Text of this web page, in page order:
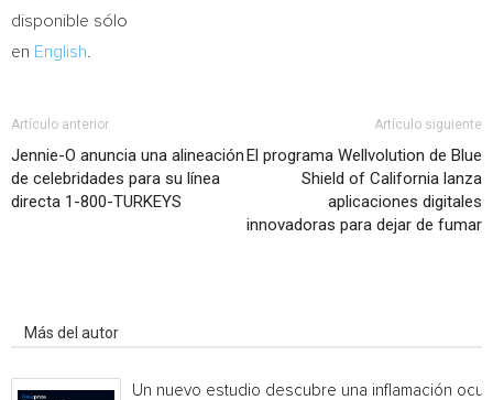
disponible sólo
en English
Artículo anterior
Jennie-O anuncia una alineación
de celebridades para su línea
directa 1-800-TURKEYS
Artículo siguiente
El programa Wellvolution de Blue
Shield of California lanza
aplicaciones digitales
innovadoras para dejar de fumar
Más del autor
Un nuevo estudio descubre una inflamación